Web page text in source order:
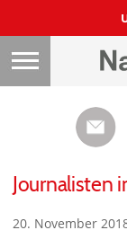
Journalisten
20. November